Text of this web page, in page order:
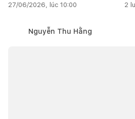
27/06/2026, lúc 10:00 2
Nguyễn Thu Hằng